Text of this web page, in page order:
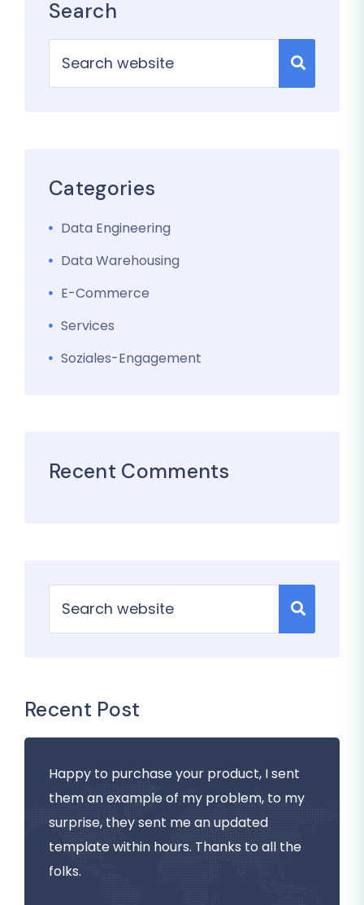
Search
Categories
Data Engineering
Data Warehousing
E-Commerce
Services
Soziales-Engagement
Recent Comments
Recent Post
Happy to purchase your product, I sent
them an example of my problem, to my
surprise, they sent me an updated
template within hours. Thanks to all the
folks.